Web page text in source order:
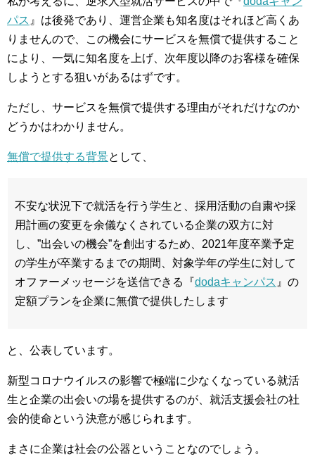
パス 』は後発であり、運営企業も知名度はそれほど高くあ
りませんので、この機会にサービスを無償で提供すること
により、一気に知名度を上げ、次年度以降のお客様を確保
しようとする狙いがあるはずです。
ただし、サービスを無償で提供する理由がそれだけなのか
どうかはわかりません。
無償で提供する背景として、
不安な状況下で就活を行う学生と、採用活動の自粛や採
用計画の変更を余儀なくされている企業の双方に対
し、”出会いの機会”を創出するため、2021年度卒業予定
の学生が卒業するまでの期間、対象学年の学生に対して
オファーメッセージを送信できる『dodaキャンパス 』の
定額プランを企業に無償で提供したします
と、公表しています。
新型コロナウイルスの影響で極端に少なくなっている就活
生と企業の出会いの場を提供するのが、就活支援会社の社
会的使命という決意が感じられます。
まさに企業は社会の公器ということなのでしょう。